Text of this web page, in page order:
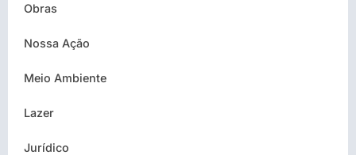
Obras
Nossa Ação
Meio Ambiente
Lazer
Jurídico